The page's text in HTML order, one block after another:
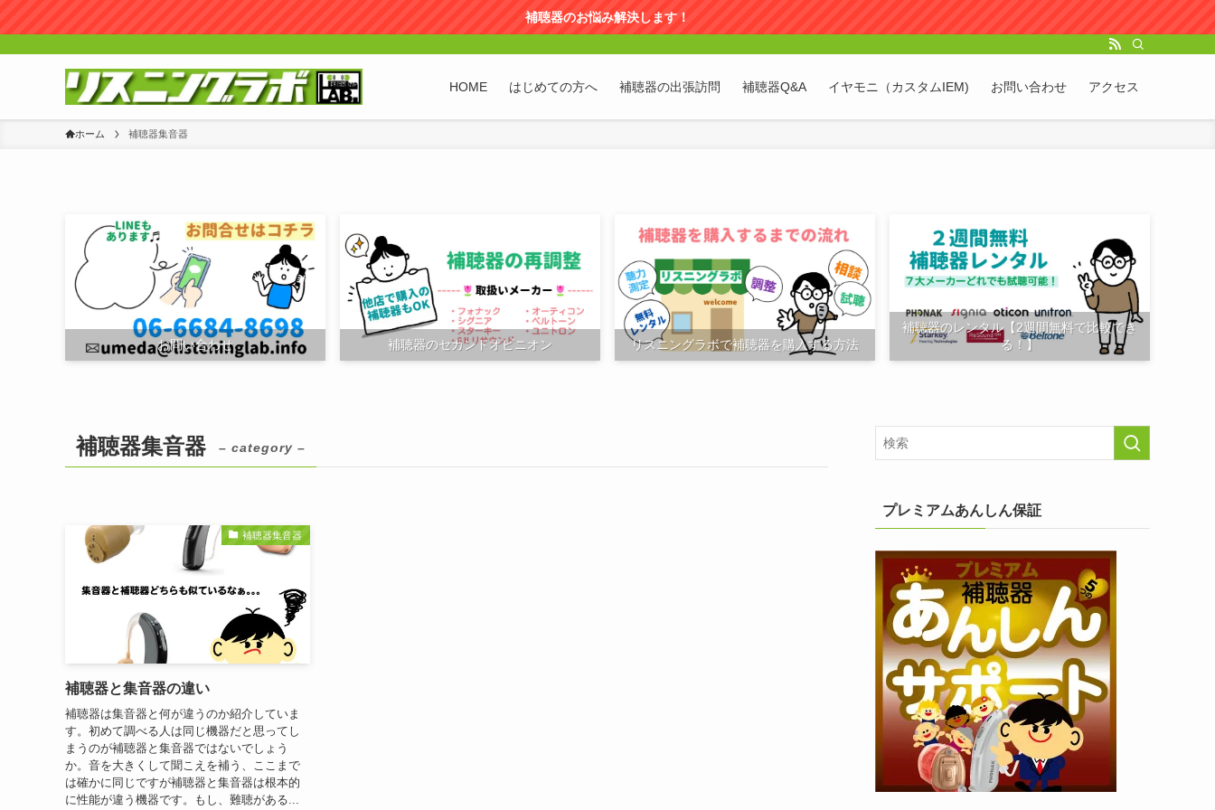
補聴器のお悩み解決します！
HOME はじめての方へ 補聴器の出張訪問 補聴器Q&A イヤモニ（カスタムIEM) お問い合わせ アクセス
ホーム 補聴器集音器
お問い合わせ 補聴器のセカンドオピニオン リスニングラボで補聴器を購入する方法
補聴器のレンタル【2週間無料で比較でき
る！】
補聴器集音器 – category –
補聴器集音器
補聴器と集音器の違い
補聴器は集音器と何が違うのか紹介していま
す。初めて調べる人は同じ機器だと思ってし
まうのが補聴器と集音器ではないでしょう
か。音を大きくして聞こえを補う、ここまで
は確かに同じですが補聴器と集音器は根本的
に性能が違う機器です。もし、難聴がある...
プレミアムあんしん保証